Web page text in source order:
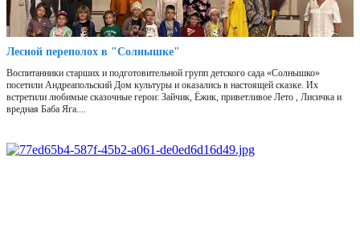
Лесной переполох в "Солнышке"
Воспитанники старших и подготовительной групп детского сада «Солнышко»
посетили Андреапольский Дом культуры и оказались в настоящей сказке. Их
встретили любимые сказочные герои: Зайчик, Ёжик, приветливое Лето , Лисичка и
вредная Баба Яга....